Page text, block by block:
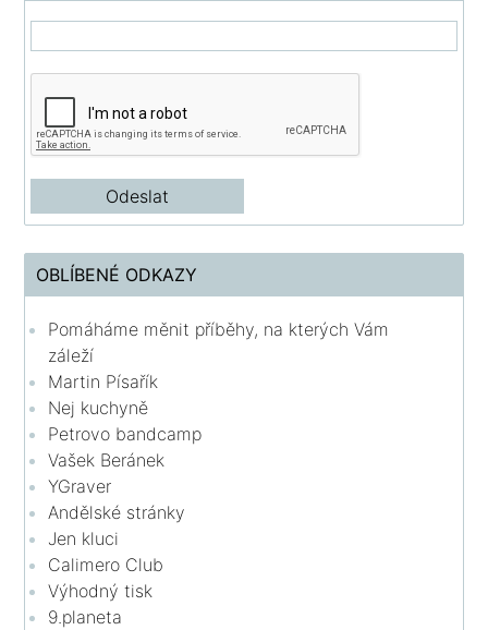
OBLÍBENÉ ODKAZY
Pomáháme měnit příběhy, na kterých Vám
záleží
Martin Písařík
Nej kuchyně
Petrovo bandcamp
Vašek Beránek
YGraver
Andělské stránky
Jen kluci
Calimero Club
Výhodný tisk
9.planeta